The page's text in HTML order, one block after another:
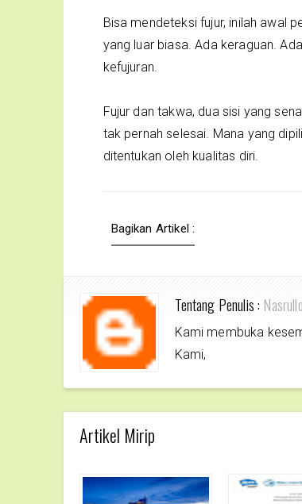
Bisa mendeteksi fujur, inilah awal
yang luar biasa. Ada keraguan.
kefujuran.
Fujur dan takwa, dua sisi yang
tak pernah selesai. Mana yang
ditentukan oleh kualitas diri.
Bagikan Artikel :
Tentang Penulis :
Kami membuka
Kami,
Artikel Mirip